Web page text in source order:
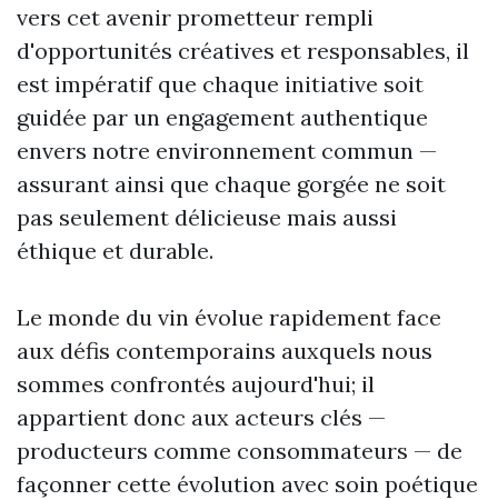
vers cet avenir prometteur rempli
d'opportunités créatives et responsables, il
est impératif que chaque initiative soit
guidée par un engagement authentique
envers notre environnement commun —
assurant ainsi que chaque gorgée ne soit
pas seulement délicieuse mais aussi
éthique et durable.
Le monde du vin évolue rapidement face
aux défis contemporains auxquels nous
sommes confrontés aujourd'hui; il
appartient donc aux acteurs clés —
producteurs comme consommateurs — de
façonner cette évolution avec soin poétique